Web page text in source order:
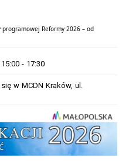
Reformy 2026 – od
- 17:30
w MCDN Kraków, ul.